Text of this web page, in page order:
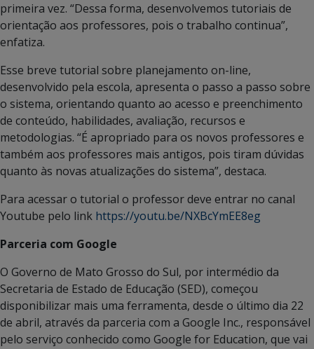
primeira vez. “Dessa forma, desenvolvemos tutoriais de
orientação aos professores, pois o trabalho continua”,
enfatiza.
Esse breve tutorial sobre planejamento on-line,
desenvolvido pela escola, apresenta o passo a passo sobre
o sistema, orientando quanto ao acesso e preenchimento
de conteúdo, habilidades, avaliação, recursos e
metodologias. “É apropriado para os novos professores e
também aos professores mais antigos, pois tiram dúvidas
quanto às novas atualizações do sistema”, destaca.
Para acessar o tutorial o professor deve entrar no canal
Youtube pelo link https://youtu.be/NXBcYmEE8eg
Parceria com Google
O Governo de Mato Grosso do Sul, por intermédio da
Secretaria de Estado de Educação (SED), começou
disponibilizar mais uma ferramenta, desde o último dia 22
de abril, através da parceria com a Google Inc., responsável
pelo serviço conhecido como Google for Education, que vai